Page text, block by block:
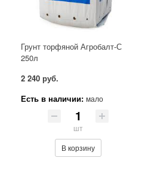
Грунт торфяной Агробалт-С
250л
2 240 руб.
Есть в наличии: мало
шт
В корзину